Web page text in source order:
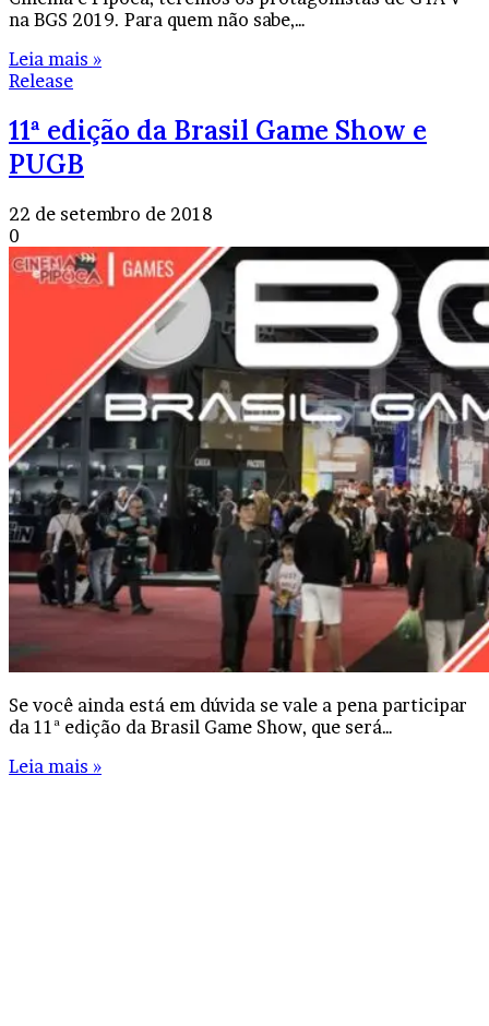
na BGS 2019. Para quem não sabe,…
Leia mais »
Release
11ª edição da Brasil Game Show e
PUGB
22 de setembro de 2018
0
Se você ainda está em dúvida se vale a pena participar
da 11ª edição da Brasil Game Show, que será…
Leia mais »